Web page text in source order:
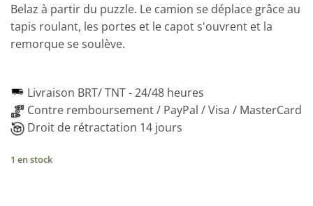
Belaz à partir du puzzle. Le camion se déplace grâce au
tapis roulant, les portes et le capot s'ouvrent et la
remorque se soulève.
Livraison BRT/ TNT -24/48 heures
Contre remboursement / PayPal / Visa / MasterCard
Droit de rétractation 14 jours
1 en stock